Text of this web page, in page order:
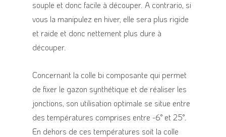
souple et donc facile à découper. A contrario, si
vous la manipulez en hiver, elle sera plus rigide
et raide et donc nettement plus dure à
découper.
Concernant la colle bi composante qui permet
de fixer le gazon synthétique et de réaliser les
jonctions, son utilisation optimale se situe entre
des températures comprises entre -6° et 25°.
En dehors de ces températures soit la colle